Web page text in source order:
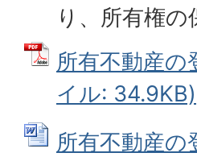
り、所有権
所有不動産の
イル: 34.9KB)
所有不動産